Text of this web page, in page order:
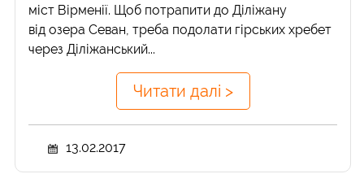
міст Вірменії. Щоб потрапити до Діліжану
від озера Севан, треба подолати гірських хребет
через Діліжанський...
Читати далі >
13.02.2017